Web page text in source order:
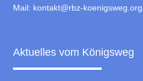
Mail: kontakt@rbz-koenigsweg.org
Aktuelles vom Königsweg